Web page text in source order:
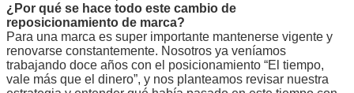
¿Por qué se hace todo este cambio de
reposicionamiento de marca?
Para una marca es super importante mantenerse vigente y
renovarse constantemente. Nosotros ya veníamos
trabajando doce años con el posicionamiento “El tiempo,
vale más que el dinero”, y nos planteamos revisar nuestra